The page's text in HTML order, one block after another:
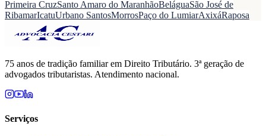
Primeira CruzSanto Amaro do MaranhãoBeláguaSão José de
RibamarIcatuUrbano SantosMorrosPaço do LumiarAxixáRaposa
75 anos de tradição familiar em Direito Tributário. 3ª geração de
advogados tributaristas. Atendimento nacional.
Serviços